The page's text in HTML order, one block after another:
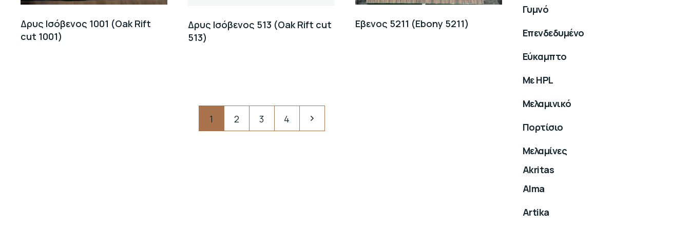
Δρυς Ισόβενος 1001 (Oak Rift
cut 1001)
Δρυς Ισόβενος 513 (Oak Rift cut
513)
Εβενος 5211 (Ebony 5211)
1 2 3 4
Γυμνό
Επενδεδυμένο
Εύκαμπτο
Με HPL
Μελαμινικό
Πορτίσιο
Μελαμίνες
Akritas
Alma
Artika